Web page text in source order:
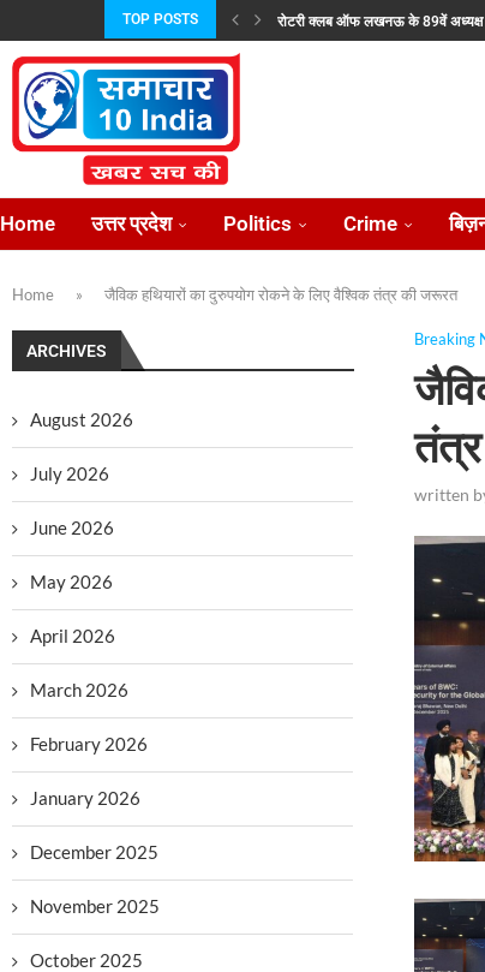
TOP POSTS रोटरी क्लब ऑफ लखनऊ के 89वें
Home उत्तर प्रदेश Politics Crime
Home » जैविक हथियारों का दुरुपयोग रोकने के लिए वैश्विक तंत्र की जरूरत
Breaking
written
ARCHIVES
August 2026
July 2026
June 2026
May 2026
April 2026
March 2026
February 2026
January 2026
December 2025
November 2025
October 2025